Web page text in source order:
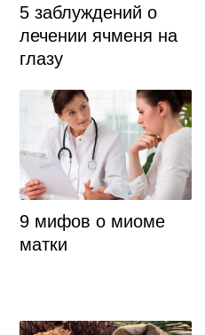
5 заблуждений о
лечении ячменя на
глазу
9 мифов о миоме
матки